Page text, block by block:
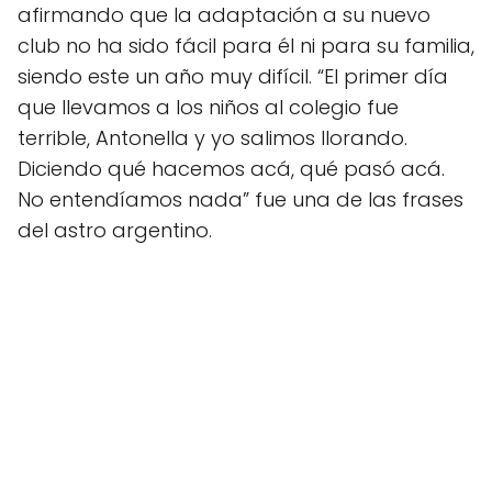
afirmando que la adaptación a su nuevo
club no ha sido fácil para él ni para su familia,
siendo este un año muy difícil. “El primer día
que llevamos a los niños al colegio fue
terrible, Antonella y yo salimos llorando.
Diciendo qué hacemos acá, qué pasó acá.
No entendíamos nada” fue una de las frases
del astro argentino.